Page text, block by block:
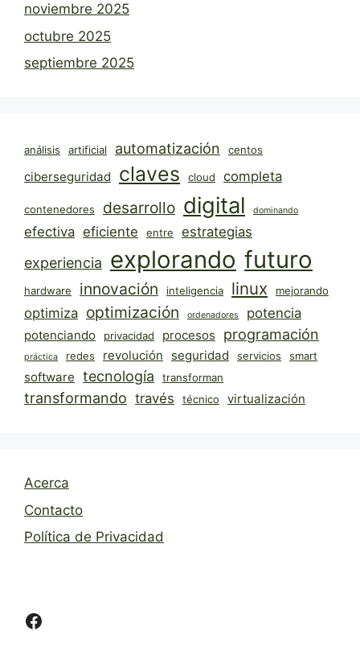
noviembre 2025
octubre 2025
septiembre 2025
análisis artificial automatización centos
ciberseguridad claves cloud completa
contenedores desarrollo digital dominando
efectiva eficiente entre estrategias
experiencia explorando futuro
hardware innovación inteligencia linux mejorando
optimiza optimización ordenadores potencia
potenciando privacidad procesos programación
práctica redes revolución seguridad servicios smart
software tecnología transforman
transformando través técnico virtualización
Acerca
Contacto
Política de Privacidad
Facebook